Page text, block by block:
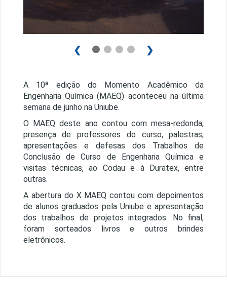
❮ ❯
A 10ª edição do Momento Acadêmico da
Engenharia Química (MAEQ) aconteceu na última
semana de junho na Uniube.
O MAEQ deste ano contou com mesa-redonda,
presença de professores do curso, palestras,
apresentações e defesas dos Trabalhos de
Conclusão de Curso de Engenharia Química e
visitas técnicas, ao Codau e à Duratex, entre
outras.
A abertura do X MAEQ contou com depoimentos
de alunos graduados pela Uniube e apresentação
dos trabalhos de projetos integrados. No final,
foram sorteados livros e outros brindes
eletrônicos.